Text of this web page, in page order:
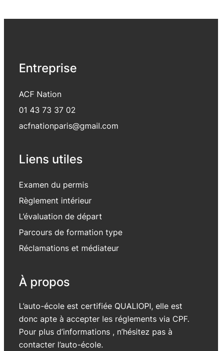
Entreprise
ACF Nation
01 43 73 37 02
acfnationparis@gmail.com
Liens utiles
Examen du permis
Règlement intérieur
L’évaluation de départ
Parcours de formation type
Réclamations et médiateur
À propos
L’auto-école est certifiée QUALIOPI, elle est
donc apte à accepter les réglements via CPF.
Pour plus d’informations , n’hésitez pas à
contacter l’auto-école.